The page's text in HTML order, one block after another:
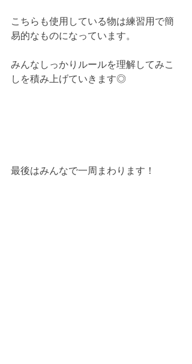
こちらも使用している物は練習用で簡
易的なものになっています。
みんなしっかりルールを理解してみこ
しを積み上げていきます◎
最後はみんなで一周まわります！